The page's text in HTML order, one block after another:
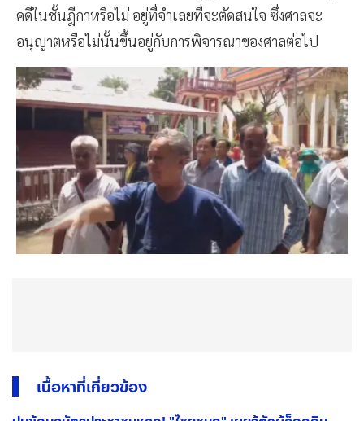
คดีในชั้นฎีกาหรือไม่ อยู่ที่จำเลยที่จะตัดสนใจ ซึ่งศาลจะ
อนุญาตหรือไม่นั้นขึ้นอยู่กับการพิจารณาของศาลต่อไป
เนื้อหาที่เกี่ยวข้อง